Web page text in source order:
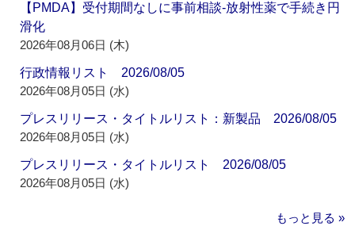
【PMDA】受付期間なしに事前相談‐放射性薬で手続き円
滑化
2026年08月06日 (木)
行政情報リスト 2026/08/05
2026年08月05日 (水)
プレスリリース・タイトルリスト：新製品 2026/08/05
2026年08月05日 (水)
プレスリリース・タイトルリスト 2026/08/05
2026年08月05日 (水)
もっと見る »